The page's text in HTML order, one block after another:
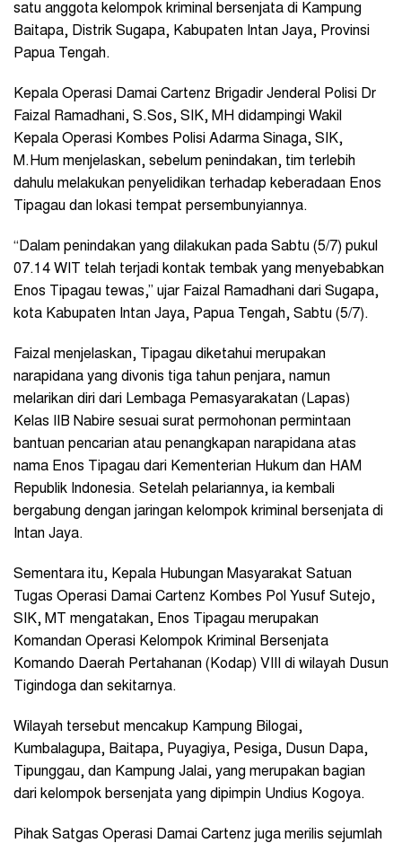
satu anggota kelompok kriminal bersenjata di Kampung
Baitapa, Distrik Sugapa, Kabupaten Intan Jaya, Provinsi
Papua Tengah.
Kepala Operasi Damai Cartenz Brigadir Jenderal Polisi Dr
Faizal Ramadhani, S.Sos, SIK, MH didampingi Wakil
Kepala Operasi Kombes Polisi Adarma Sinaga, SIK,
M.Hum menjelaskan, sebelum penindakan, tim terlebih
dahulu melakukan penyelidikan terhadap keberadaan Enos
Tipagau dan lokasi tempat persembunyiannya.
“Dalam penindakan yang dilakukan pada Sabtu (5/7) pukul
07.14 WIT telah terjadi kontak tembak yang menyebabkan
Enos Tipagau tewas,” ujar Faizal Ramadhani dari Sugapa,
kota Kabupaten Intan Jaya, Papua Tengah, Sabtu (5/7).
Faizal menjelaskan, Tipagau diketahui merupakan
narapidana yang divonis tiga tahun penjara, namun
melarikan diri dari Lembaga Pemasyarakatan (Lapas)
Kelas IIB Nabire sesuai surat permohonan permintaan
bantuan pencarian atau penangkapan narapidana atas
nama Enos Tipagau dari Kementerian Hukum dan HAM
Republik Indonesia. Setelah pelariannya, ia kembali
bergabung dengan jaringan kelompok kriminal bersenjata di
Intan Jaya.
Sementara itu, Kepala Hubungan Masyarakat Satuan
Tugas Operasi Damai Cartenz Kombes Pol Yusuf Sutejo,
SIK, MT mengatakan, Enos Tipagau merupakan
Komandan Operasi Kelompok Kriminal Bersenjata
Komando Daerah Pertahanan (Kodap) VIII di wilayah Dusun
Tigindoga dan sekitarnya.
Wilayah tersebut mencakup Kampung Bilogai,
Kumbalagupa, Baitapa, Puyagiya, Pesiga, Dusun Dapa,
Tipunggau, dan Kampung Jalai, yang merupakan bagian
dari kelompok bersenjata yang dipimpin Undius Kogoya.
Pihak Satgas Operasi Damai Cartenz juga merilis sejumlah